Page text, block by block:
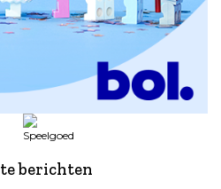
berichten